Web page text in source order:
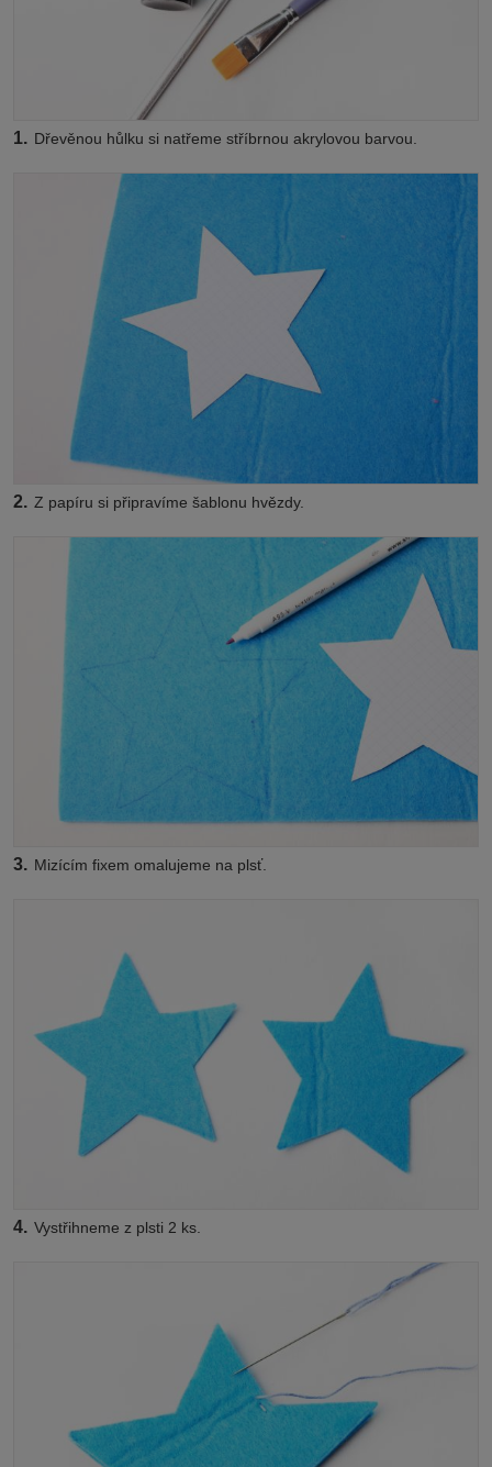
1. Dřevěnou hůlku si natřeme stříbrnou akrylovou barvou.
2. Z papíru si připravíme šablonu hvězdy.
3. Mizícím fixem omalujeme na plsť.
4. Vystřihneme z plsti 2 ks.